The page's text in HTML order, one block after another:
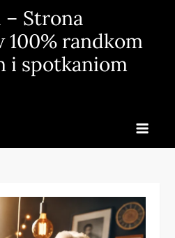
– Strona
100% randkom
i spotkaniom